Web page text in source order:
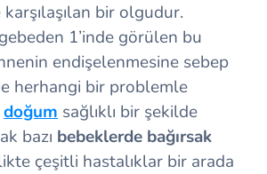
bir olgudur.
1’inde görülen bu
endişelenmesine sebep
herhangi bir problemle
doğum sağlıklı bir şekilde
bazı bebeklerde bağırsak
çeşitli hastalıklar bir arada